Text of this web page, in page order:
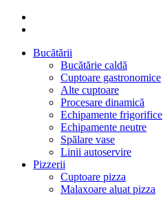
Bucătării
Bucătărie caldă
Cuptoare gastronomice
Alte cuptoare
Procesare dinamică
Echipamente frigorifice
Echipamente neutre
Spălare vase
Linii autoservire
Pizzerii
Cuptoare pizza
Malaxoare aluat pizza